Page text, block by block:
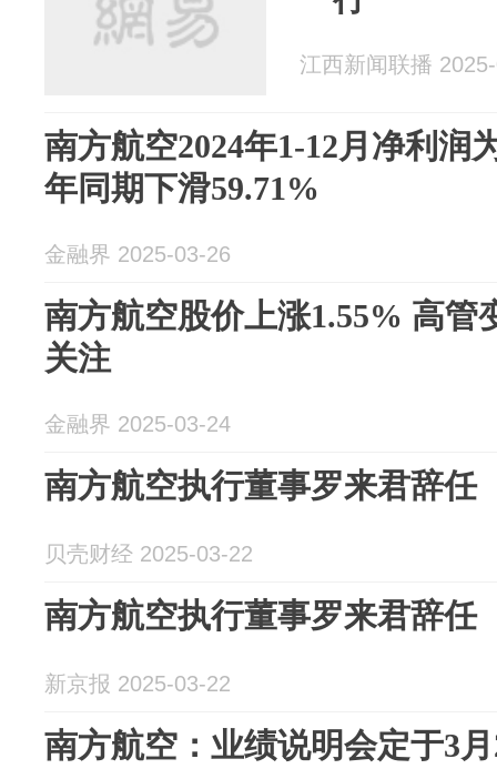
江西新闻联播
南方航空2024年1-12月净利润
年同期下滑59.71%
金融界 2025-03-26
南方航空股价上涨1.55% 高管
关注
金融界 2025-03-24
南方航空执行董事罗来君辞任
贝壳财经 2025-03-22
南方航空执行董事罗来君辞任
新京报 2025-03-22
南方航空：业绩说明会定于3